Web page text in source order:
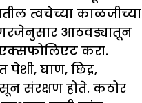
त्वचेच्या काळजीच्या
गरजेनुसार आठवड्यातून
करा.
घाण, छिद्र,
संरक्षण होते. कठोर